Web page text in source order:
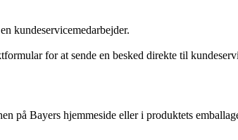
kundeservicemedarbejder.
for at sende en besked direkte til
på Bayers hjemmeside eller i produktets